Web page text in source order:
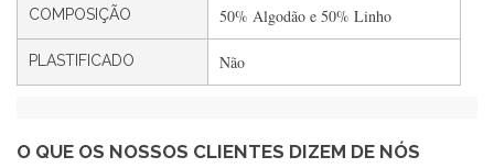
COMPOSIÇÃO 50% Algodão e 50% Linho
PLASTIFICADO Não
O QUE OS NOSSOS CLIENTES DIZEM DE NÓS
estrelas